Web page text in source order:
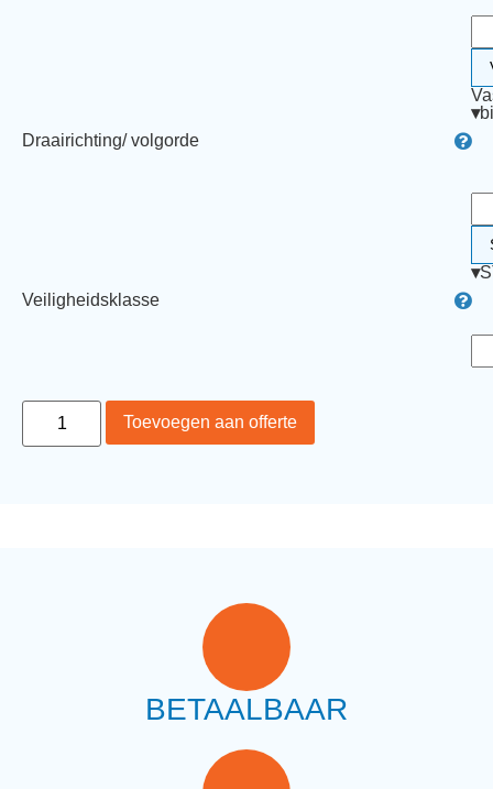
Draairichting/ volgorde
▾
Veiligheidsklasse
▾
Toevoegen aan offerte
BETAALBAAR